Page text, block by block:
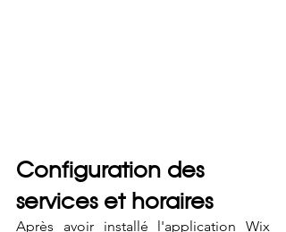
Configuration des
services et horaires
Après avoir installé l'application Wix